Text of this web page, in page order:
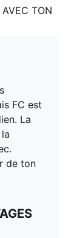
TON
FC est
La
de ton